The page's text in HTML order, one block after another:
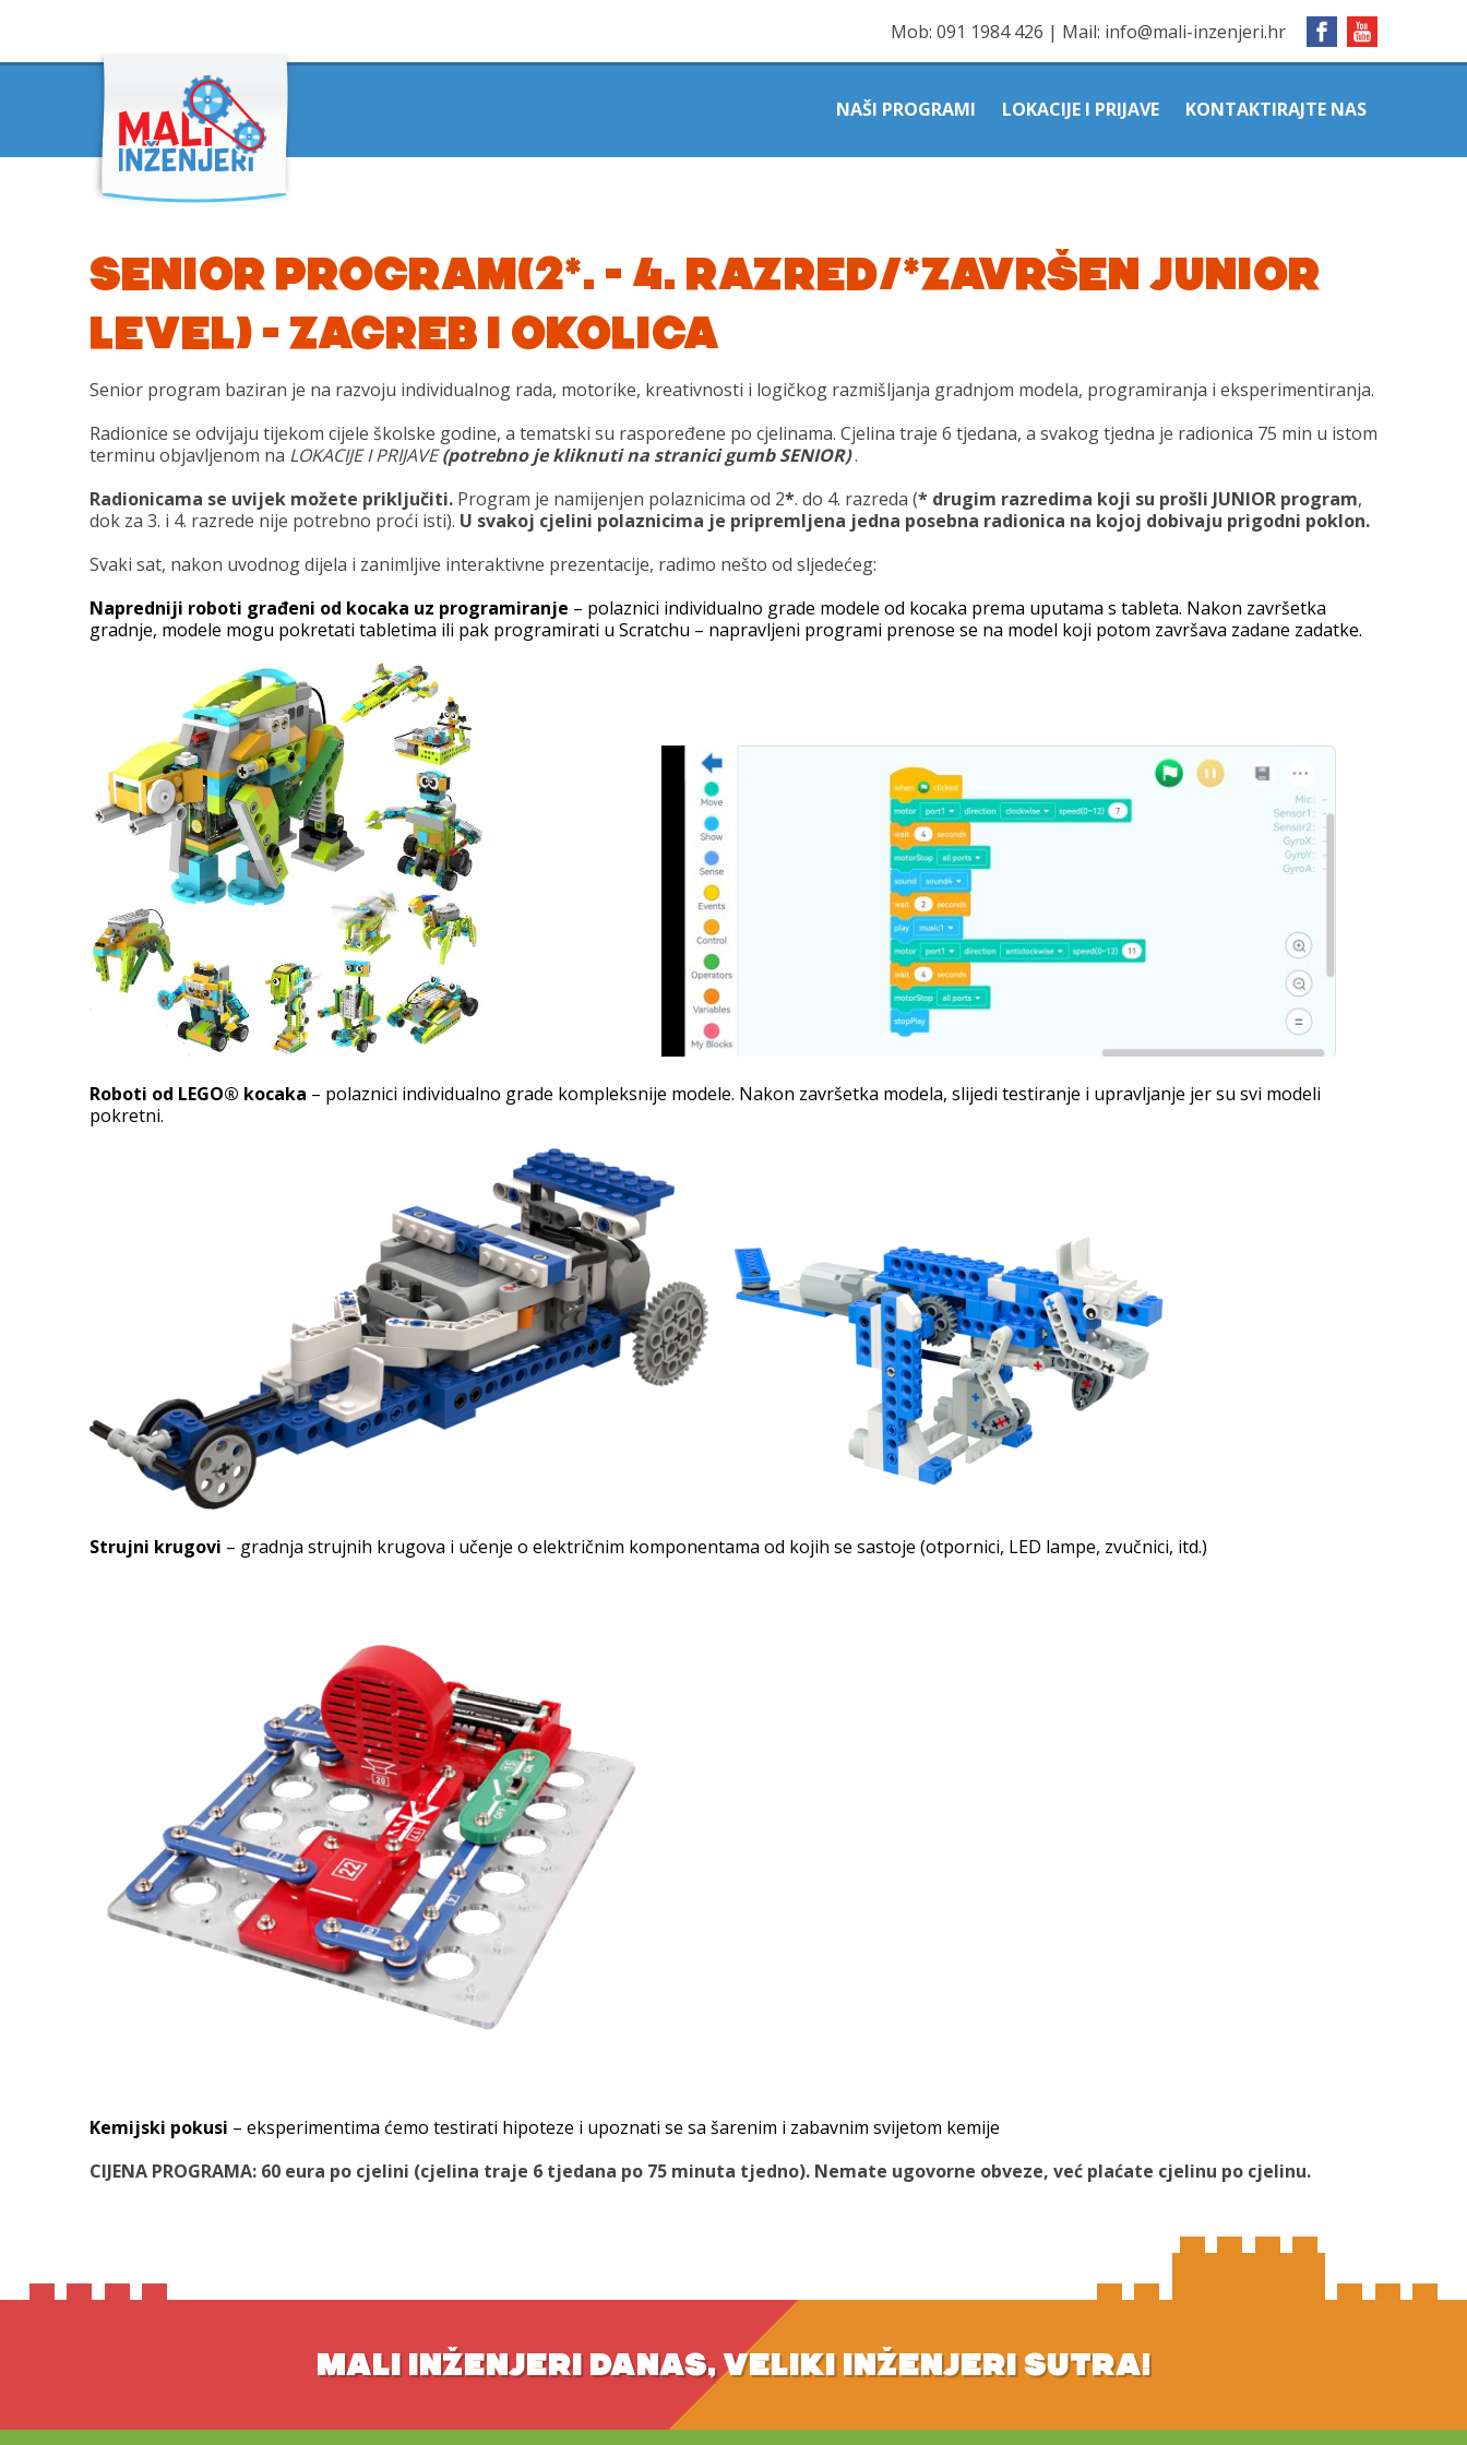
Mob: 091 1984 426 | Mail: info@mali-inzenjeri.hr
NAŠI PROGRAMI LOKACIJE I PRIJAVE KONTAKTIRAJTE NAS
SENIOR PROGRAM(2*. – 4. RAZRED/*ZAVRŠEN JUNIOR
LEVEL) – ZAGREB I OKOLICA
Senior program baziran je na razvoju individualnog rada, motorike, kreativnosti i logičkog razmišljanja gradnjom modela, programiranja i eksperimentiranja.
Radionice se odvijaju tijekom cijele školske godine, a tematski su raspoređene po cjelinama. Cjelina traje 6 tjedana, a svakog tjedna je radionica 75 min u istom
terminu objavljenom na LOKACIJE I PRIJAVE(potrebno je kliknuti na stranici gumb SENIOR).
Radionicama se uvijek možete priključiti. Program je namijenjen polaznicima od 2*. do 4. razreda (* drugim razredima koji su prošli JUNIOR program,
dok za 3. i 4. razrede nije potrebno proći isti). U svakoj cjelini polaznicima je pripremljena jedna posebna radionica na kojoj dobivaju prigodni poklon.
Svaki sat, nakon uvodnog dijela i zanimljive interaktivne prezentacije, radimo nešto od sljedećeg:
Napredniji roboti građeni od kocaka uz programiranje – polaznici individualno grade modele od kocaka prema uputama s tableta. Nakon završetka
gradnje, modele mogu pokretati tabletima ili pak programirati u Scratchu – napravljeni programi prenose se na model koji potom završava zadane zadatke.
Roboti od LEGO® kocaka – polaznici individualno grade kompleksnije modele. Nakon završetka modela, slijedi testiranje i upravljanje jer su svi modeli
pokretni.
Strujni krugovi – gradnja strujnih krugova i učenje o električnim komponentama od kojih se sastoje (otpornici, LED lampe, zvučnici, itd.)
Kemijski pokusi – eksperimentima ćemo testirati hipoteze i upoznati se sa šarenim i zabavnim svijetom kemije
CIJENA PROGRAMA: 60 eura po cjelini (cjelina traje 6 tjedana po 75 minuta tjedno). Nemate ugovorne obveze, već plaćate cjelinu po cjelinu.
MALI INŽENJERI DANAS, VELIKI INŽENJERI SUTRA!